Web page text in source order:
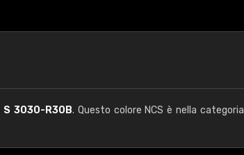
S 3030-R30B. Questo colore NCS è nella categoria